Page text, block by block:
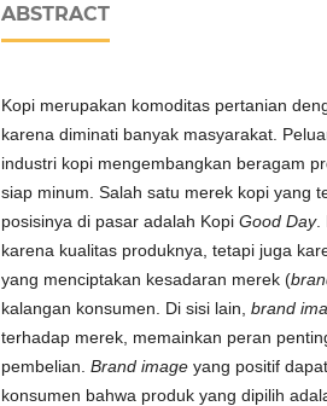
ABSTRACT
Kopi merupakan komoditas pertanian
karena diminati banyak masyarakat.
industri kopi mengembangkan beragam
siap minum. Salah satu merek kopi yang
posisinya di pasar adalah Kopi Good Day.
karena kualitas produknya, tetapi juga
yang menciptakan kesadaran merek (
kalangan konsumen. Di sisi lain, brand
terhadap merek, memainkan peran
pembelian. Brand image yang positif
konsumen bahwa produk yang dipilih